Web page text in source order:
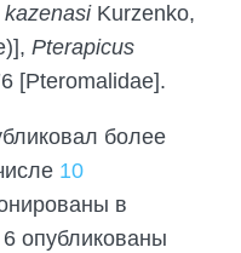
Kurzenko,
Pterapicus
[Pteromalidae].
более
10
в
опубликованы